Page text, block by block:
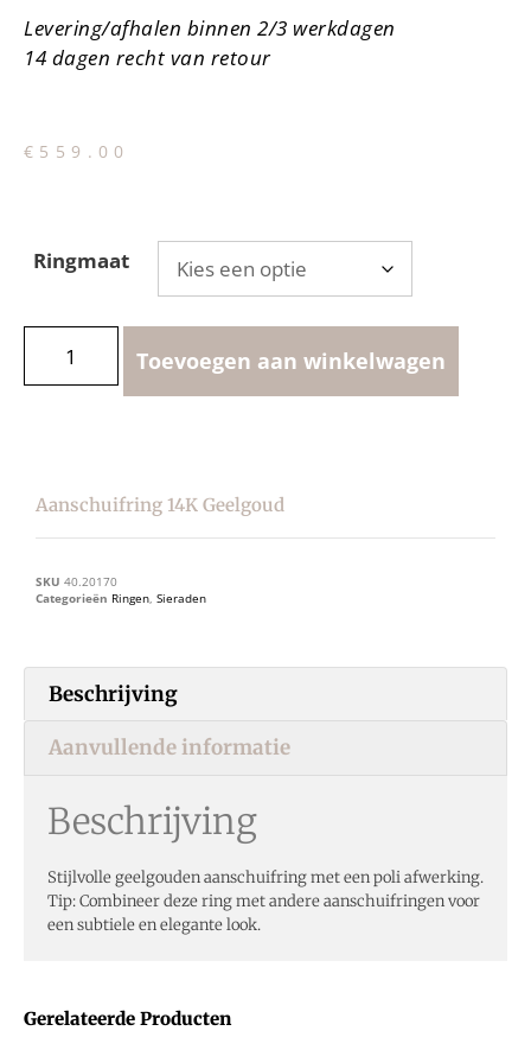
Levering/afhalen binnen 2/3 werkdagen
14 dagen recht van retour
€ 559.00
Ringmaat
Toevoegen aan winkelwagen
Gerelateerde Producten
Aanschuifring 14K Geelgoud
SKU 40.20170
Categorieën Ringen, Sieraden
Beschrijving
Aanvullende informatie
Beschrijving
Stijlvolle geelgouden aanschuifring met een poli afwerking.
Tip: Combineer deze ring met andere aanschuifringen voor
een subtiele en elegante look.